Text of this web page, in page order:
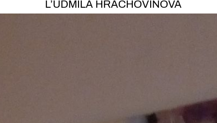
L’UDMILA HRACHOVINOVÁ